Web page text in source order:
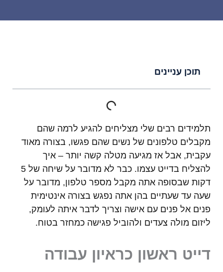
תוכן עניינים
תלמידים רבים שלי מצליחים להגיע לרמה שהם
מקבלים טלפונים של נשים שהם פגשו, בצורה מאוד
עקבית, אבל אז מגיעה מטלה קשה יותר – איך
להצליח בדייט עצמו. כבר לא מדובר על שיחה של 5
דקות שבסופה אתה מקבל מספר טלפון, מדובר על
שעה עד שעתיים בהן אתה נפגש בצורה אינטימית
פנים אל פנים עם אישה וצריך לדבר איתה לעומק,
ליזום מולה צעדים ולהוביל פגישה כמחזר בטוח.
דייט ראשון כראיון עבודה